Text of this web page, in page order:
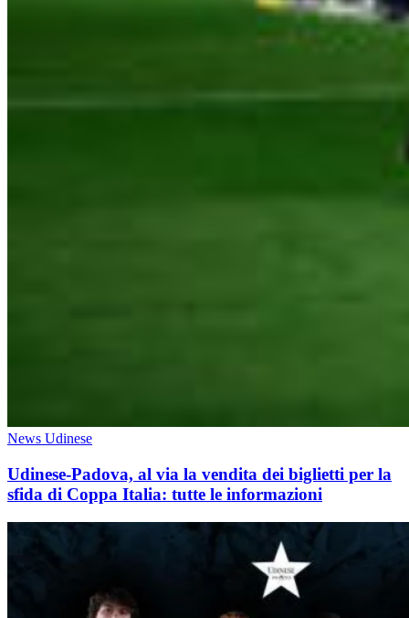
News Udinese
Udinese-Padova, al via la vendita dei biglietti per la
sfida di Coppa Italia: tutte le informazioni